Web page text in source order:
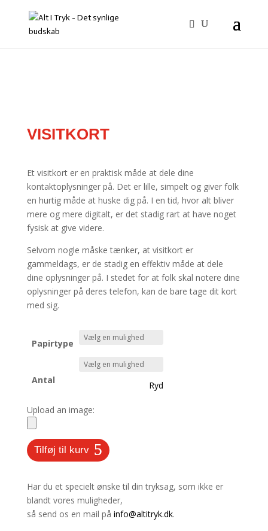
VISITKORT
Et visitkort er en praktisk måde at dele dine
kontaktoplysninger på. Det er lille, simpelt og giver folk
en hurtig måde at huske dig på. I en tid, hvor alt bliver
mere og mere digitalt, er det stadig rart at have noget
fysisk at give videre.
Selvom nogle måske tænker, at visitkort er
gammeldags, er de stadig en effektiv måde at dele
dine oplysninger på. I stedet for at folk skal notere dine
oplysninger på deres telefon, kan de bare tage dit kort
med sig.
Papirtype
Antal Ryd
Upload an image:
Tilføj til kurv
Har du et specielt ønske til din tryksag, som ikke er
blandt vores muligheder,
så send os en mail på info@altitryk.dk.